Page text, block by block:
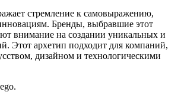
стремление к самовыражению,
Бренды, выбравшие этот
внимание на создании уникальных и
Этот архетип подходит для компаний,
дизайном и технологическими